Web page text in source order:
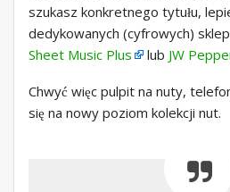
szukasz konkretnego tytułu,
dedykowanych (cyfrowych)
Sheet Music Plus
lub JW
Chwyć więc pulpit na nuty,
się na nowy poziom kolekcji nut.